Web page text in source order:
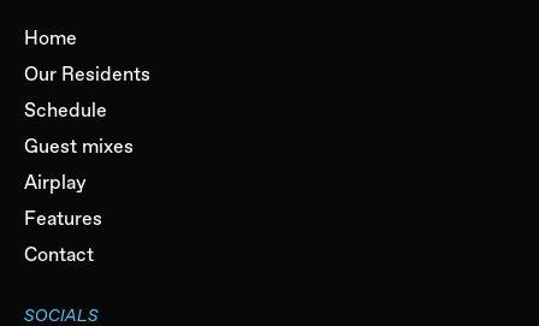
Home
Our Residents
Schedule
Guest mixes
Airplay
Features
Contact
SOCIALS